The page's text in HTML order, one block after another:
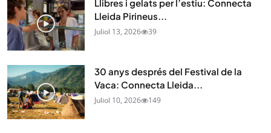
Llibres i gelats per l’estiu: Connecta
Lleida Pirineus...
Juliol 13, 2026 39
30 anys després del Festival de la
Vaca: Connecta Lleida...
Juliol 10, 2026 149